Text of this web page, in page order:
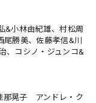
&小林由紀雄、村松周
勝美、佐藤孝信&川
、コシノ・ジュンコ&
晃子 アンドレ・ク